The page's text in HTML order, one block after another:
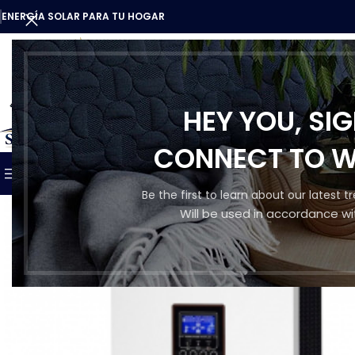
HEY YOU,
CONNECT TO
Be the first to learn about our latest
Will be used in accordance
ENERGÍA SOLAR PARA TU HOGAR
CATEGORÍAS
NUESTROS PRODUCTOS INICIOTIENDAQUIENES